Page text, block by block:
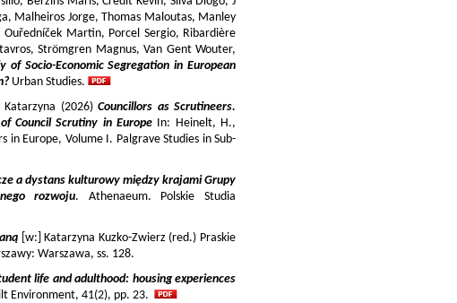
Malheiros Jorge, Thomas Maloutas, Manley
Martin, Porcel Sergio, Ribardière
Strömgren Magnus, Van Gent Wouter,
of Socio-Economic Segregation in European
Urban Studies.
Katarzyna (2026) Councillors as Scrutineers.
Council Scrutiny in EuropeIn: Heinelt, H.,
in Europe, Volume I. Palgrave Studies in Sub-
a dystans kulturowy między krajami Grupy
rozwoju. Athenaeum. Polskie Studia
[w:] Katarzyna Kuzko-Zwierz (red.) Praskie
Warszawa, ss. 128.
life and adulthood: housing experiences
Environment, 41(2), pp. 23.